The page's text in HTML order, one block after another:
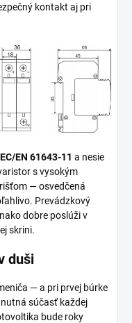
kontakt aj pri
EN 61643‑11 a nesie
s vysokým
— osvedčená
Prevádzkový
dobre poslúži v
skrini.
duši
— a pri prvej búrke
súčasť každej
bude roky